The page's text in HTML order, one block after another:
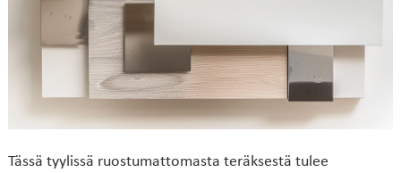
Tässä tyylissä ruostumattomasta teräksestä tulee